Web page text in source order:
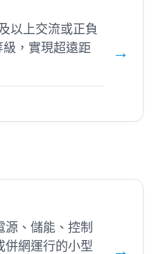
以上交流或正負
，實現超遠距
、儲能、控制
併網運行的小型